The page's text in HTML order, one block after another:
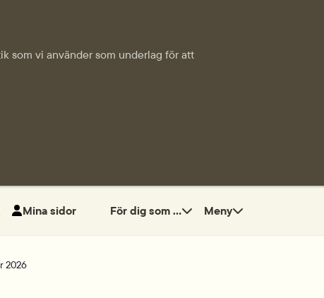
som vi använder som underlag för att
Mina sidor För dig som ... Meny
2026